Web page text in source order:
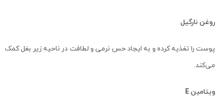
روغن نارگیل
پوست را تغذیه کرده و به ایجاد حس نرمی و لطافت در ناحیه زیر بغل کمک
می‌کند.
ویتامین E